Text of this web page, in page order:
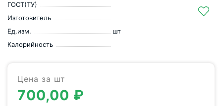
ГОСТ(ТУ)
Изготовитель
Ед.изм.
шт
Калорийность
Цена за шт
700,00 ₽